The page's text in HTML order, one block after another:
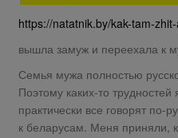
https://natatnik.by/kak-tam-
вышла замуж и переехала к
Семья мужа полностью
Поэтому каких-то
практически все говорят по-
к беларусам. Меня приняли,